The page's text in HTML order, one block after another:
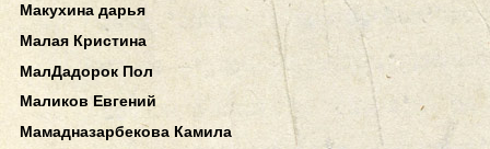
Макухина дарья
Малая Кристина
МалДадорок Пол
Маликов Евгений
Мамадназарбекова Камила